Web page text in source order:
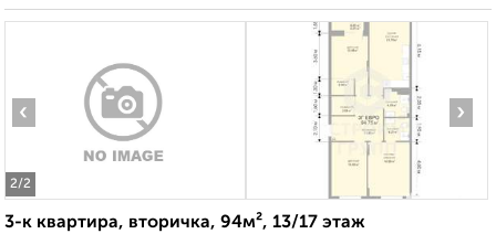
2/2
‹ ›
3-к квартира, вторичка, 94м², 13/17 этаж